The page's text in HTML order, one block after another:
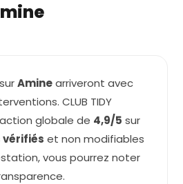
Aminearriveront avec
CLUB TIDY
globale de 4,9/5 sur
vérifiés et non modifiables
vous pourrez noter